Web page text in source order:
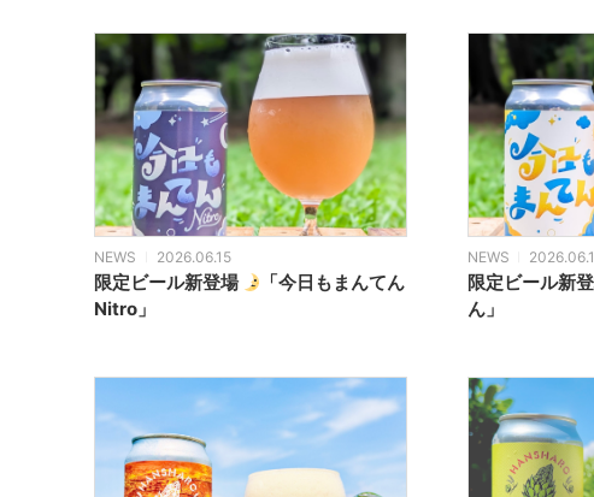
NEWS 2026.06.15
限定ビール新登場
「今日もまんてん
Nitro」
NEWS
限定ビール新
ん」